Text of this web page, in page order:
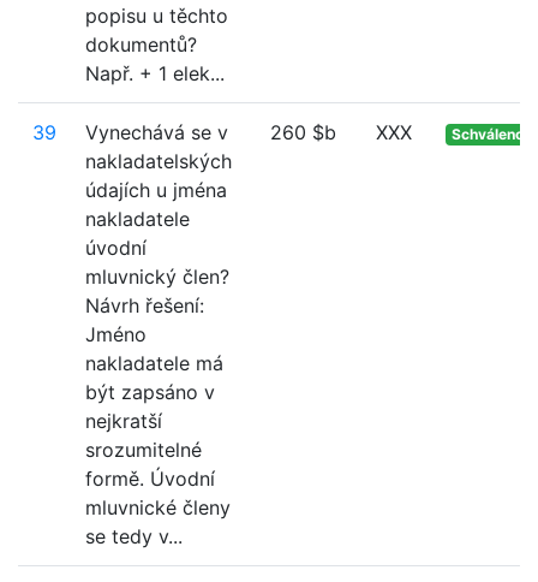
popisu u těchto
dokumentů?
Např. + 1 elek...
39
Vynechává se v
nakladatelských
údajích u jména
nakladatele
úvodní
mluvnický člen?
Návrh řešení:
Jméno
nakladatele má
být zapsáno v
nejkratší
srozumitelné
formě. Úvodní
mluvnické členy
se tedy v...
260 $b XXX Schváleno